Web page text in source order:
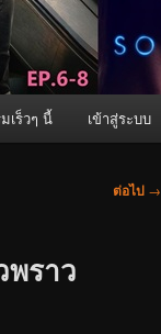
เร็วๆ นี้ เข้าสู่ระบบ
ต่อไป →
พราว